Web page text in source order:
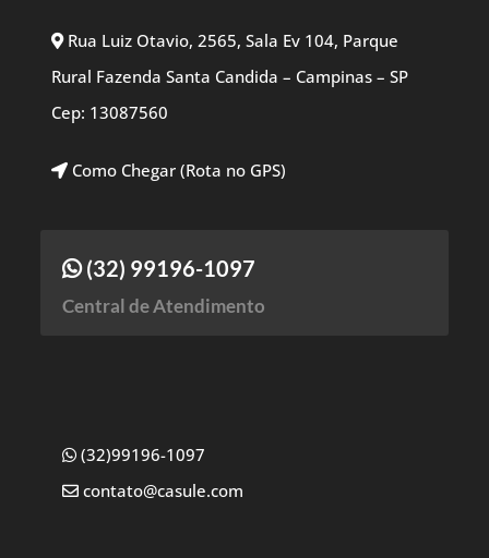
Rua Luiz Otavio, 2565, Sala Ev 104, Parque
Rural Fazenda Santa Candida – Campinas – SP
Cep: 13087560
Como Chegar (Rota no GPS)
(32) 99196-1097
Central de Atendimento
(32)99196-1097
contato@casule.com